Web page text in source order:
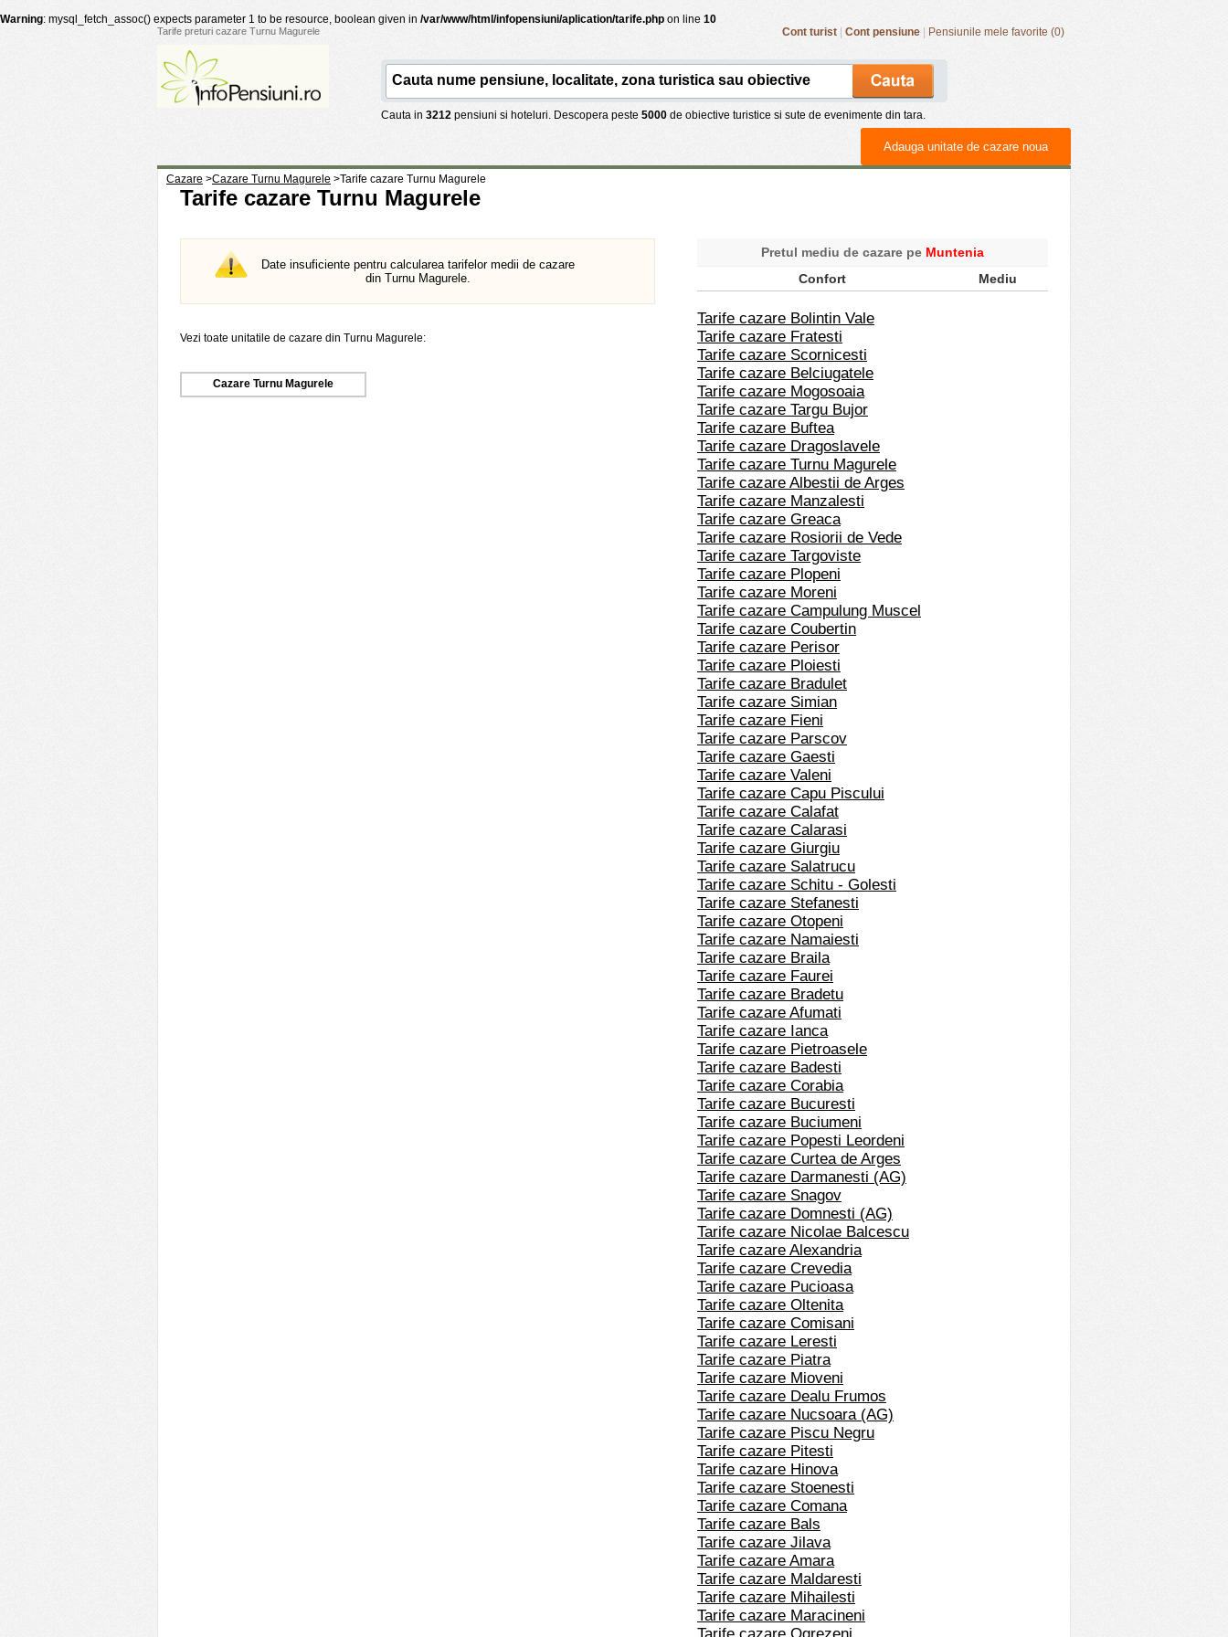
Warning: mysql_fetch_assoc() expects parameter 1 to be resource, boolean given in /var/www/html/infopensiuni/aplication/tarife.php on line 10
Tarife preturi cazare Turnu Magurele Cont turist Cont pensiune Pensiunile mele favorite (0)
Cauta in 3212 pensiuni si hoteluri. Descopera peste 5000 de obiective turistice si sute de evenimente din tara.
Adauga unitate de cazare noua
Cazare >Cazare Turnu Magurele >Tarife cazare Turnu Magurele
Tarife cazare Turnu Magurele
Date insuficiente pentru calcularea tarifelor medii de cazare
din Turnu Magurele.
Pretul mediu de cazare pe Muntenia
Confort
Mediu
Tarife cazare Bolintin Vale
Tarife cazare Fratesti
Tarife cazare Scornicesti
Tarife cazare Belciugatele
Tarife cazare Mogosoaia
Tarife cazare Targu Bujor
Tarife cazare Buftea
Tarife cazare Dragoslavele
Tarife cazare Turnu Magurele
Tarife cazare Albestii de Arges
Tarife cazare Manzalesti
Tarife cazare Greaca
Tarife cazare Rosiorii de Vede
Tarife cazare Targoviste
Tarife cazare Plopeni
Tarife cazare Moreni
Tarife cazare Campulung Muscel
Tarife cazare Coubertin
Tarife cazare Perisor
Tarife cazare Ploiesti
Tarife cazare Bradulet
Tarife cazare Simian
Tarife cazare Fieni
Tarife cazare Parscov
Tarife cazare Gaesti
Tarife cazare Valeni
Tarife cazare Capu Piscului
Tarife cazare Calafat
Tarife cazare Calarasi
Tarife cazare Giurgiu
Tarife cazare Salatrucu
Tarife cazare Schitu - Golesti
Tarife cazare Stefanesti
Tarife cazare Otopeni
Tarife cazare Namaiesti
Tarife cazare Braila
Tarife cazare Faurei
Tarife cazare Bradetu
Tarife cazare Afumati
Tarife cazare Ianca
Tarife cazare Pietroasele
Tarife cazare Badesti
Tarife cazare Corabia
Tarife cazare Bucuresti
Tarife cazare Buciumeni
Tarife cazare Popesti Leordeni
Tarife cazare Curtea de Arges
Tarife cazare Darmanesti (AG)
Tarife cazare Snagov
Tarife cazare Domnesti (AG)
Tarife cazare Nicolae Balcescu
Tarife cazare Alexandria
Tarife cazare Crevedia
Tarife cazare Pucioasa
Tarife cazare Oltenita
Tarife cazare Comisani
Tarife cazare Leresti
Tarife cazare Piatra
Tarife cazare Mioveni
Tarife cazare Dealu Frumos
Tarife cazare Nucsoara (AG)
Tarife cazare Piscu Negru
Tarife cazare Pitesti
Tarife cazare Hinova
Tarife cazare Stoenesti
Tarife cazare Comana
Tarife cazare Bals
Tarife cazare Jilava
Tarife cazare Amara
Tarife cazare Maldaresti
Tarife cazare Mihailesti
Tarife cazare Maracineni
Vezi toate unitatile de cazare din Turnu Magurele:
Cazare Turnu Magurele